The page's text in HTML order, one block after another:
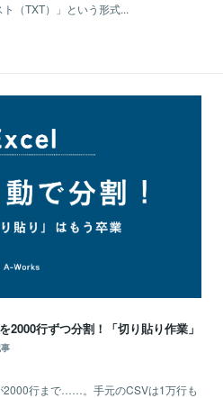
（TXT）」という形式...
2000行ずつ分割！「切り貼り作業」
2000行まで……。手元のCSVは1万行も